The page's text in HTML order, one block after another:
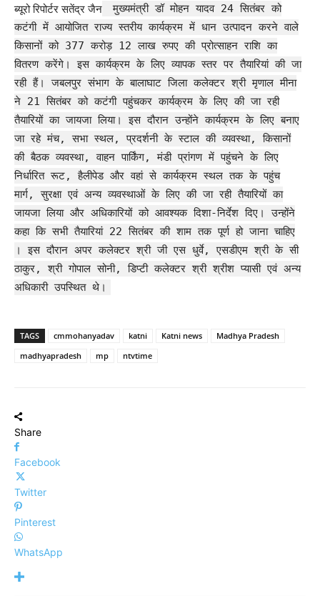
ब्यूरो रिपोर्टर सतेंद्र जैन
मुख्यमंत्री डॉ मोहन यादव 24 सितंबर को
कटंगी में आयोजित राज्य स्तरीय कार्यक्रम में धान उत्पादन करने वाले
किसानों को 377 करोड़ 12 लाख रुपए की प्रोत्साहन राशि का
वितरण करेंगे। इस कार्यक्रम के लिए व्यापक स्तर पर तैयारियां की जा
रही हैं। जबलपुर संभाग के बालाघाट जिला कलेक्टर श्री मृणाल मीना
ने 21 सितंबर को कटंगी पहुंचकर कार्यक्रम के लिए की जा रही
तैयारियों का जायजा लिया। इस दौरान उन्होंने कार्यक्रम के लिए बनाए
जा रहे मंच, सभा स्थल, प्रदर्शनी के स्टाल की व्यवस्था, किसानों
की बैठक व्यवस्था, वाहन पार्किंग, मंडी प्रांगण में पहुंचने के लिए
निर्धारित रूट, हैलीपेड और वहां से कार्यक्रम स्थल तक के पहुंच
मार्ग, सुरक्षा एवं अन्य व्यवस्थाओं के लिए की जा रही तैयारियों का
जायजा लिया और अधिकारियों को आवश्यक दिशा-निर्देश दिए। उन्होंने
कहा कि सभी तैयारियां 22 सितंबर की शाम तक पूर्ण हो जाना चाहिए
। इस दौरान अपर कलेक्टर श्री जी एस धुर्वे, एसडीएम श्री के सी
ठाकुर, श्री गोपाल सोनी, डिप्टी कलेक्टर श्री श्रीश प्यासी एवं अन्य
अधिकारी उपस्थित थे।
TAGS cmmohanyadav katni Katni news
Madhya Pradesh
madhyapradesh
mp ntvtime
Share
Facebook
Twitter
Pinterest
WhatsApp